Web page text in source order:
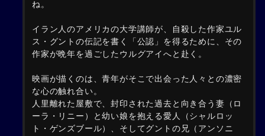
ね。
イラン人のアメリカの大学講師が、自殺した作家ユル
ス・グントの伝記を書く「公認」を得るために、その
作家が晩年を過ごしたウルグアイへと赴く。
映画が描くのは、青年がそこで出会った人々との濃密
な心の触れ合い。
人里離れた屋敷で、封印された過去と向き合う妻（ロ
ーラ・リニー）と幼い娘を抱える愛人（シャルロッ
ト・ゲンズブール）、そしてグントの兄（アンソニ